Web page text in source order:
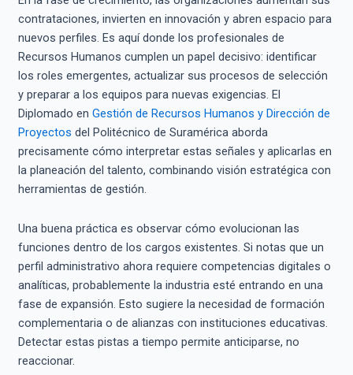
contrataciones, invierten en innovación y abren espacio para
nuevos perfiles. Es aquí donde los profesionales de
Recursos Humanos cumplen un papel decisivo: identificar
los roles emergentes, actualizar sus procesos de selección
y preparar a los equipos para nuevas exigencias. El
Diplomado en Gestión de Recursos Humanos y Dirección de
Proyectos del Politécnico de Suramérica aborda
precisamente cómo interpretar estas señales y aplicarlas en
la planeación del talento, combinando visión estratégica con
herramientas de gestión.
Una buena práctica es observar cómo evolucionan las
funciones dentro de los cargos existentes. Si notas que un
perfil administrativo ahora requiere competencias digitales o
analíticas, probablemente la industria esté entrando en una
fase de expansión. Esto sugiere la necesidad de formación
complementaria o de alianzas con instituciones educativas.
Detectar estas pistas a tiempo permite anticiparse, no
reaccionar.